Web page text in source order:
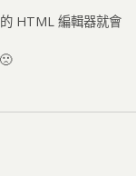
HTML 編輯器就會